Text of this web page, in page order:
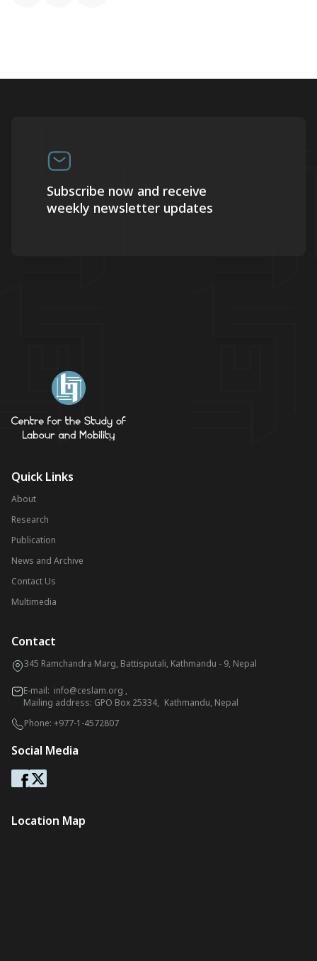
Subscribe now and receive
weekly newsletter updates
Quick Links
About
Research
Publication
News and Archive
Contact Us
Multimedia
Contact
345 Ramchandra Marg, Battisputali, Kathmandu - 9, Nepal
E-mail: info@ceslam.org ,
Mailing address: GPO Box 25334, Kathmandu, Nepal
Phone: +977-1-4572807
Social Media
Location Map